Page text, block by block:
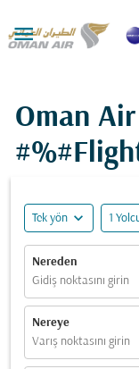

Oman
Tek yön expand_more 1
Nereden
Gidiş noktasını girin
Nereye
Varış noktasını girin